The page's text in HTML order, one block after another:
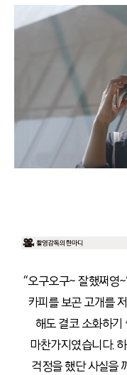
“오구오구~ 잘했쩌영
카피를 보곤 고개를
해도 결코 소화하기
마찬가지였습니다.
걱정을 했단 사실을